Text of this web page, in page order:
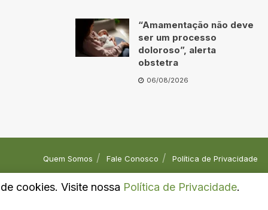
“Amamentação não deve
ser um processo
doloroso”, alerta
obstetra
06/08/2026
Quem Somos Fale Conosco Política de Privacidade
cookies. Visite nossa Política de Privacidade.